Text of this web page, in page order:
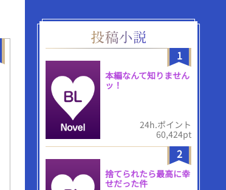
1
本編なんて知りません
ッ！
24h.ポイント
60,424pt
2
捨てられたら最高に幸
せだった件